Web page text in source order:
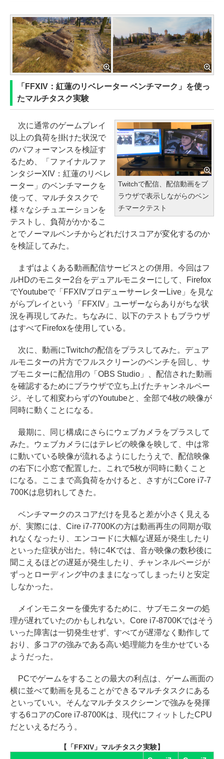
「FFXIV：紅蓮のリベレーター ベンチマーク」を使っ
たマルチタスク実験
Twitchで配信、配信動画をブ
ラウザで表示しながらのベン
チマークテスト
次に通常のゲームプレイ
以上の負荷を掛けた状況で
のパフォーマンスを検証す
るため、「ファイナルファ
ンタジーXIV：紅蓮のリベレ
ーター」のベンチマークを
使って、マルチタスクで
様々なシチュエーションを
テストし、負荷がかかるこ
とでノーマルベンチからどれだけスコアが変化するのか
を検証してみた。
まずはよくある動画配信サービスとの併用。今回はフ
ルHDのモニター2台をデュアルモニターにして、Firefox
でYoutubeで「FFXIVプロデューサーレターLive」を見な
がらプレイという「FFXIV」ユーザーならありがちな状
況を再現してみた。ちなみに、以下のテストもブラウザ
はすべてFirefoxを使用している。
次に、動画にTwitchの配信をプラスしてみた。デュア
ルモニターの片方でフルスクリーンのベンチを回し、サ
ブモニターに配信用の「OBS Studio」、配信された動画
を確認するためにブラウザで立ち上げたチャンネルペー
ジ。そして相変わらずのYoutubeと、全部で4枚の映像が
同時に動くことになる。
最期に、同じ構成にさらにウェブカメラをプラスして
みた。ウェブカメラにはテレビの映像を映して、中は常
に動いている映像が流れるようにしたうえで、配信映像
の右下に小窓で配置した。これで5枚が同時に動くこと
になる。ここまで高負荷をかけると、さすがにCore i7-7
700Kは息切れしてきた。
ベンチマークのスコアだけを見ると差が小さく見える
が、実際には、Cire i7-7700Kの方は動画再生の同期が取
れなくなったり、エンコードに大幅な遅延が発生したり
といった症状が出た。特に4Kでは、音が映像の数秒後に
聞こえるほどの遅延が発生したり、チャンネルページが
ずっとローディング中のままになってしまったりと安定
しなかった。
メインモニターを優先するために、サブモニターの処
理が遅れていたのかもしれない。Core i7-8700Kではそう
いった障害は一切発生せず、すべてが遅滞なく動作して
おり、多コアの強みである高い処理能力を生かせている
ようだった。
PCでゲームをすることの最大の利点は、ゲーム画面の
横に並べて動画を見ることができるマルチタスクにある
といっていい。そんなマルチタスクシーンで強みを発揮
する6コアのCore i7-8700Kは、現代にフィットしたCPU
だといえるだろう。
【「FFXIV」マルチタスク実験】